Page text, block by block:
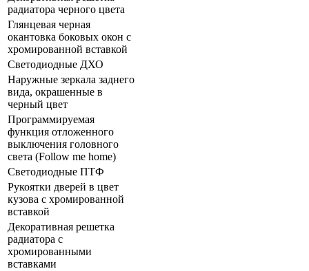
радиатора черного цвета
Глянцевая черная
окантовка боковых окон с
хромированной вставкой
Светодиодные ДХО
Наружные зеркала заднего
вида, окрашенные в
черный цвет
Программируемая
функция отложенного
выключения головного
света (Follow me home)
Светодиодные ПТФ
Рукоятки дверей в цвет
кузова с хромированной
вставкой
Декоративная решетка
радиатора с
хромированными
вставками